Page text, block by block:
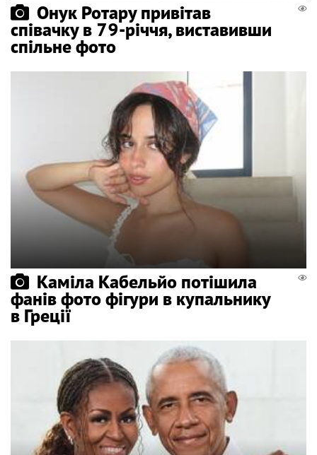
Онук Ротару привітав
співачку в 79-річчя, виставивши
спільне фото
Каміла Кабельйо потішила
фанів фото фігури в купальнику
в Греції